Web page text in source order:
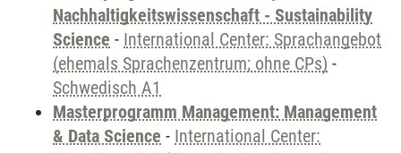
Nachhaltigkeitswissenschaft - Sustainability
Science - International Center: Sprachangebot
(ehemals Sprachenzentrum; ohne CPs) -
Schwedisch A1
Masterprogramm Management: Management
& Data Science - International Center: